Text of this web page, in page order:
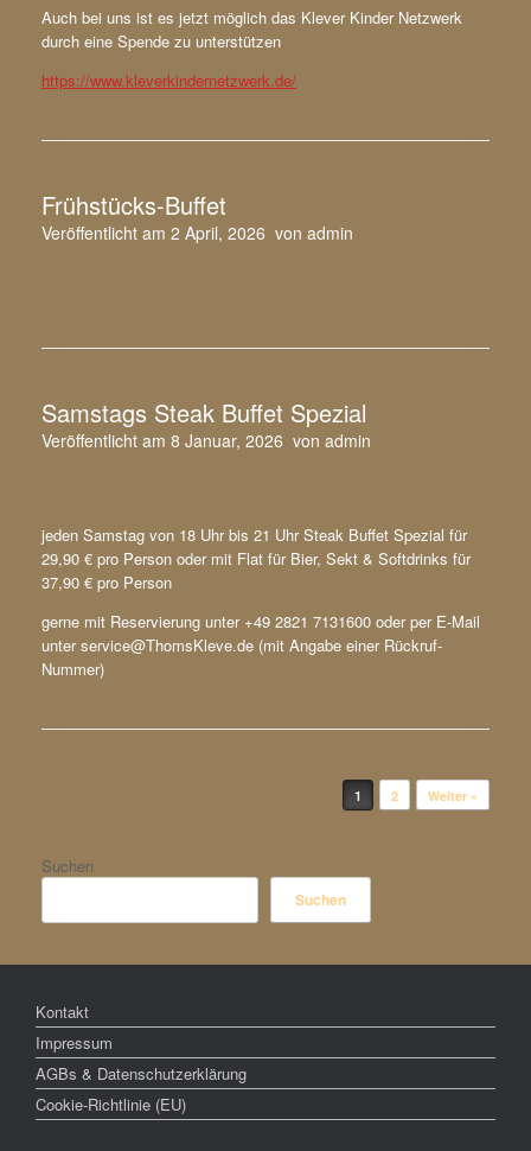
Auch bei uns ist es jetzt möglich das Klever Kinder Netzwerk
durch eine Spende zu unterstützen
https://www.kleverkindernetzwerk.de/
Frühstücks-Buffet
Veröffentlicht am 2 April, 2026 von admin
Samstags Steak Buffet Spezial
Veröffentlicht am 8 Januar, 2026 von admin
jeden Samstag von 18 Uhr bis 21 Uhr Steak Buffet Spezial für
29,90 € pro Person oder mit Flat für Bier, Sekt & Softdrinks für
37,90 € pro Person
gerne mit Reservierung unter +49 2821 7131600 oder per E-Mail
unter service@ThomsKleve.de (mit Angabe einer Rückruf-
Nummer)
1 2 Weiter »
Suchen
Suchen
Kontakt
Impressum
AGBs & Datenschutzerklärung
Cookie-Richtlinie (EU)